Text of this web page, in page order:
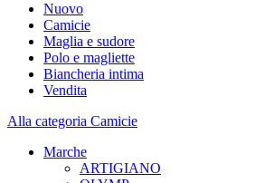
Nuovo
Camicie
Maglia e sudore
Polo e magliette
Biancheria intima
Vendita
Alla categoria Camicie
Marche
ARTIGIANO